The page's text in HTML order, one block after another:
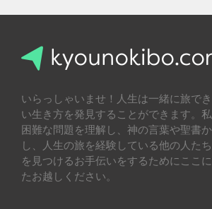
いらっしゃいませ！人生は一緒に旅で
い生き方を発見することができます。
困難な問題を理解し、神の言葉や聖書
し、人生の旅を経験している他の人た
を見つけるお手伝いをするためにここ
たお越しください。